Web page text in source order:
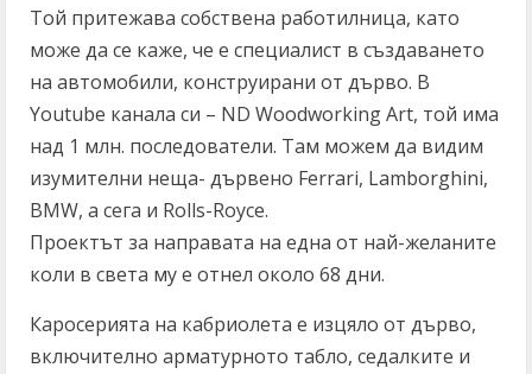
Той притежава собствена работилница, като
може да се каже, че е специалист в създаването
на автомобили, конструирани от дърво. В
Youtube канала си – ND Woodworking Art, той има
над 1 млн. последователи. Там можем да видим
изумителни неща- дървено Ferrari, Lamborghini,
BMW, а сега и Rolls-Royce.
Проектът за направата на една от най-желаните
коли в света му е отнел около 68 дни.
Каросерията на кабриолета е изцяло от дърво,
включително арматурното табло, седалките и